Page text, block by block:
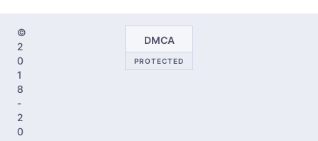
©
2
0
1
8
-
2
0
DMCA
PROTECTED